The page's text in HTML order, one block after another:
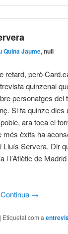
Quina Jaume, null
retard, però
quinzenal
personatges del
Si fa quinze
ara toca el
més èxits ha
Lluís Servera. Dir
i l’Atlètic de
Continua →
| Etiquetat com a